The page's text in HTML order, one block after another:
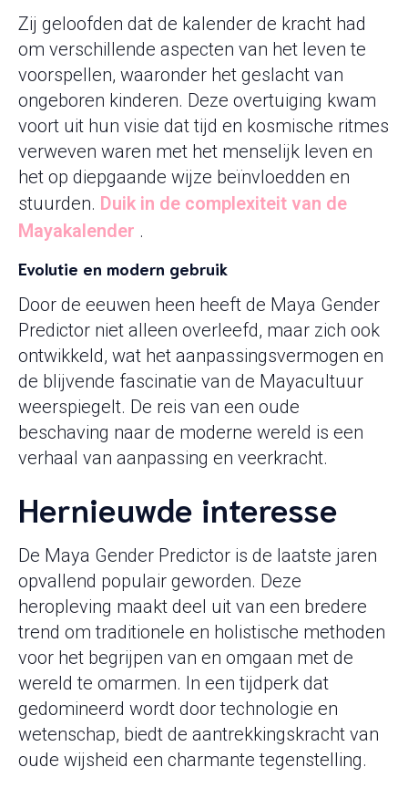
Zij geloofden dat de kalender de kracht had
om verschillende aspecten van het leven te
voorspellen, waaronder het geslacht van
ongeboren kinderen. Deze overtuiging kwam
voort uit hun visie dat tijd en kosmische ritmes
verweven waren met het menselijk leven en
het op diepgaande wijze beïnvloedden en
stuurden. Duik in de complexiteit van de
Mayakalender .
Evolutie en modern gebruik
Door de eeuwen heen heeft de Maya Gender
Predictor niet alleen overleefd, maar zich ook
ontwikkeld, wat het aanpassingsvermogen en
de blijvende fascinatie van de Mayacultuur
weerspiegelt. De reis van een oude
beschaving naar de moderne wereld is een
verhaal van aanpassing en veerkracht.
Hernieuwde interesse
De Maya Gender Predictor is de laatste jaren
opvallend populair geworden. Deze
heropleving maakt deel uit van een bredere
trend om traditionele en holistische methoden
voor het begrijpen van en omgaan met de
wereld te omarmen. In een tijdperk dat
gedomineerd wordt door technologie en
wetenschap, biedt de aantrekkingskracht van
oude wijsheid een charmante tegenstelling.